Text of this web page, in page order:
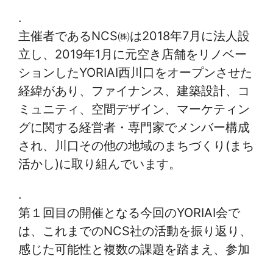
.
主催者であるNCS㈱は2018年7月に法人設
立し、2019年1月に元空き店舗をリノベー
ションしたYORIAI西川口をオープンさせた
経緯があり、ファイナンス、建築設計、コ
ミュニティ、空間デザイン、マーケティン
グに関する経営者・専門家でメンバー構成
され、川口その他の地域のまちづくり(まち
活かし)に取り組んでいます。
.
第１回目の開催となる今回のYORIAI会で
は、これまでのNCS社の活動を振り返り、
感じた可能性と複数の課題を踏まえ、参加